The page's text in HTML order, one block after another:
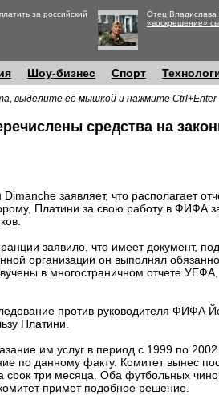
за российский
Отец Владислава
«воскрешение»
Шоу-бизнес Спорт
выделите её мышкой и нажмите Ctrl+Enter
средства на
заявляет, что располагает
Платини за свою работу в ФИФА
заявило, что имеет документ,
организации он выполнял
в многостраничном отчете
против руководителя ФИФА
Платини.
им услуг в период с 1999 по
по данному факту. Комитет вынес
три месяца. Оба футбольных
примет подобное решение.